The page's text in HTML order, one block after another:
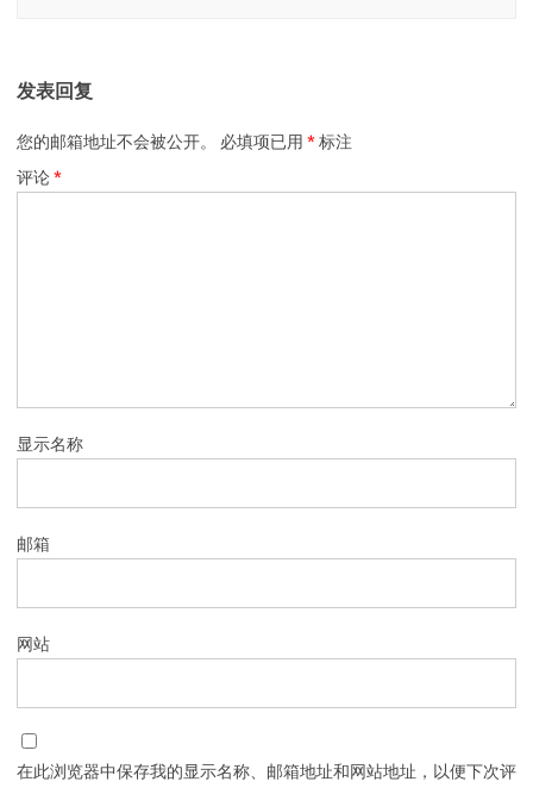
发表回复
您的邮箱地址不会被公开。 必填项已用 * 标注
评论*
显示名称
邮箱
网站
在此浏览器中保存我的显示名称、邮箱地址和网站地址，以便下次评